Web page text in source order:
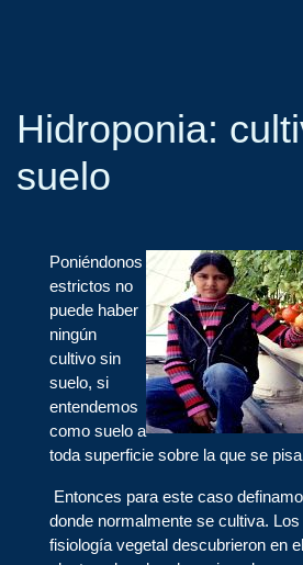
Hidroponia:
suelo
Poniéndonos
estrictos no
puede haber
ningún
cultivo sin
suelo, si
entendemos
como suelo a
toda superficie sobre la que se
Entonces para este caso
donde normalmente se cultiva.
fisiología vegetal descubrieron en